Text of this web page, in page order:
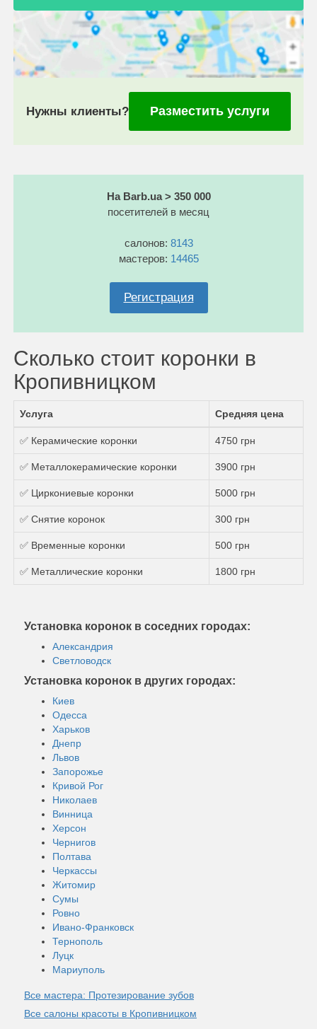
Нужны клиенты? Разместить услуги
На Barb.ua > 350 000
посетителей в месяц
салонов: 8143
мастеров: 14465
Регистрация
Сколько стоит коронки в
Кропивницком
Услуга Средняя цена
✅ Керамические коронки 4750 грн
✅ Металлокерамические коронки 3900 грн
✅ Циркониевые коронки 5000 грн
✅ Снятие коронок 300 грн
✅ Временные коронки 500 грн
✅ Металлические коронки 1800 грн
Установка коронок в соседних городах:
Александрия
Светловодск
Установка коронок в других городах:
Киев
Одесса
Харьков
Днепр
Львов
Запорожье
Кривой Рог
Николаев
Винница
Херсон
Чернигов
Полтава
Черкассы
Житомир
Сумы
Ровно
Ивано-Франковск
Тернополь
Луцк
Мариуполь
Все мастера: Протезирование зубов
Все салоны красоты в Кропивницком